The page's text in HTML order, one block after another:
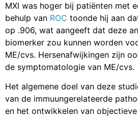
MXI was hoger bij patiënten met
behulp van ROC toonde hij aan
op .906, wat aangeeft dat deze
biomerker zou kunnen worden
ME/cvs. Hersenafwijkingen zijn
de symptomatologie van ME/cvs.
Het algemene doel van deze
van de immuungerelateerde
en het ontwikkelen van